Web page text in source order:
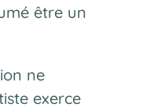
être un
ne
exerce